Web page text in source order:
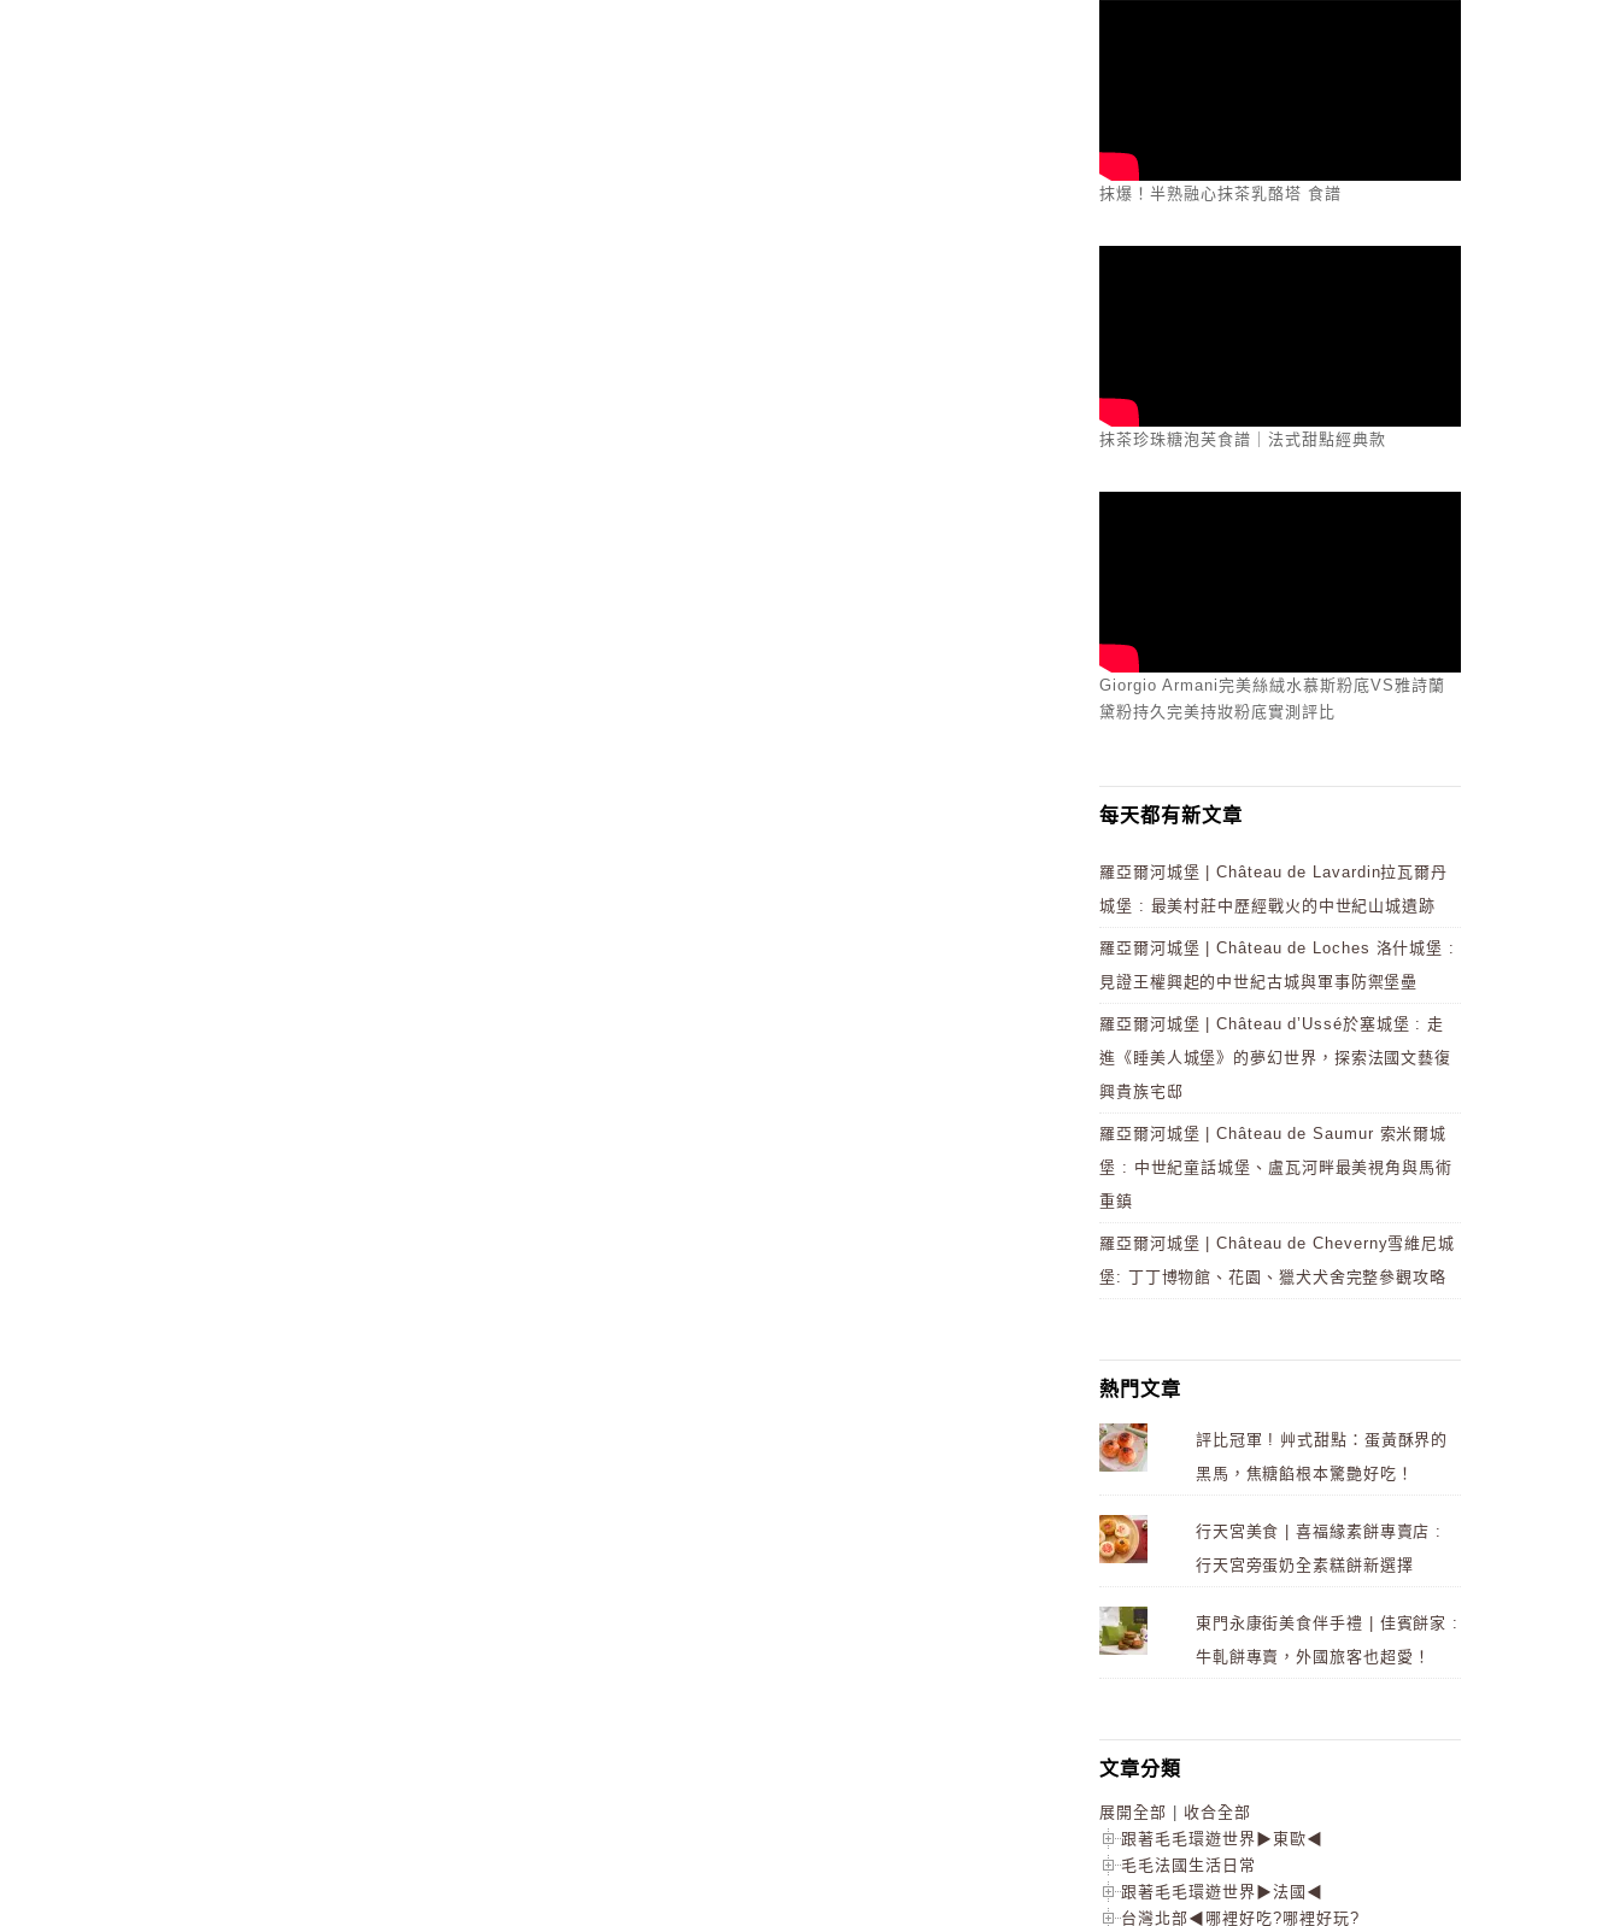
抹爆！半熟融心抹茶乳酪塔 食譜
抹茶珍珠糖泡芙食譜｜法式甜點經典款
Giorgio Armani完美絲絨水慕斯粉底VS雅詩蘭
黛粉持久完美持妝粉底實測評比
每天都有新文章
羅亞爾河城堡 | Château de Lavardin拉瓦爾丹
城堡 : 最美村莊中歷經戰火的中世紀山城遺跡
羅亞爾河城堡 | Château de Loches 洛什城堡 :
見證王權興起的中世紀古城與軍事防禦堡壘
羅亞爾河城堡 | Château d’Ussé於塞城堡 : 走
進《睡美人城堡》的夢幻世界，探索法國文藝復
興貴族宅邸
羅亞爾河城堡 | Château de Saumur 索米爾城
堡 : 中世紀童話城堡、盧瓦河畔最美視角與馬術
重鎮
羅亞爾河城堡 | Château de Cheverny雪維尼城
堡: 丁丁博物館、花園、獵犬犬舍完整參觀攻略
熱門文章
評比冠軍 ! 艸式甜點：蛋黃酥界的
黑馬，焦糖餡根本驚艷好吃！
行天宮美食 | 喜福緣素餅專賣店 :
行天宮旁蛋奶全素糕餅新選擇
東門永康街美食伴手禮 | 佳賓餅家 :
牛軋餅專賣，外國旅客也超愛！
文章分類
展開全部
收合全部
跟著毛毛環遊世界▶東歐◀
毛毛法國生活日常
跟著毛毛環遊世界▶法國◀
台灣北部◀哪裡好吃?哪裡好玩?